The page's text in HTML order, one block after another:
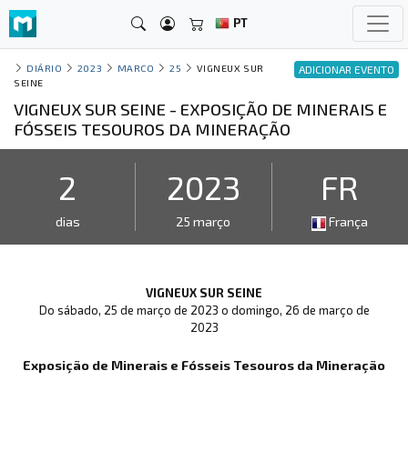
PT
ADICIONAR EVENTO
DIÁRIO 2023 MARCO 25
VIGNEUX SUR
SEINE
VIGNEUX SUR SEINE - EXPOSIÇÃO DE MINERAIS E
FÓSSEIS TESOUROS DA MINERAÇÃO
2
dias
2023
25 março
FR
França
VIGNEUX SUR SEINE
Do sábado, 25 de março de 2023 o domingo, 26 de março de
2023
Exposição de Minerais e Fósseis Tesouros da Mineração